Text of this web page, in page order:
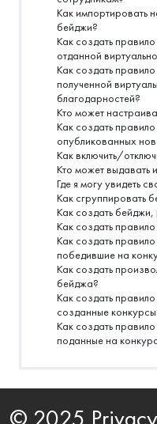
Как импортировать
бейджи?
Как создать
отданной
Как создать
полученной
благодарностей?
Кто может
Как создать
опубликованных
Как включить/
Кто может выдавать
Где я могу увидеть
Как сгруппировать
Как создать
Как создать
Как создать
победившие на
Как создать
бейджа?
Как создать
созданные
Как создать
поданные на
© 2025 Privacy